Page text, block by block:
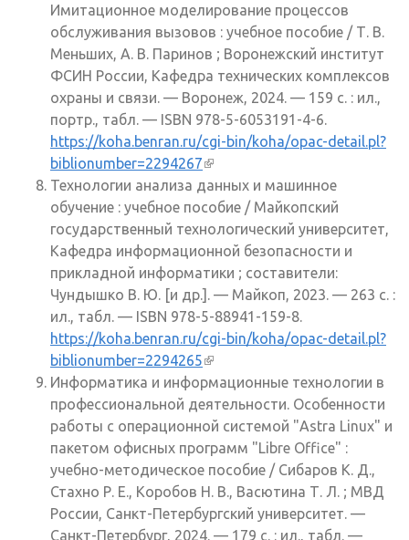
Имитационное моделирование процессов
обслуживания вызовов : учебное пособие / Т. В.
Меньших, А. В. Паринов ; Воронежский институт
ФСИН России, Кафедра технических комплексов
охраны и связи. — Воронеж, 2024. — 159 с. : ил.,
портр., табл. — ISBN 978-5-6053191-4-6.
https://koha.benran.ru/cgi-bin/koha/opac-detail.pl?
biblionumber=2294267(внешняя ссылка)
Технологии анализа данных и машинное
обучение : учебное пособие / Майкопский
государственный технологический университет,
Кафедра информационной безопасности и
прикладной информатики ; составители:
Чундышко В. Ю. [и др.]. — Майкоп, 2023. — 263 с. :
ил., табл. — ISBN 978-5-88941-159-8.
https://koha.benran.ru/cgi-bin/koha/opac-detail.pl?
biblionumber=2294265(внешняя ссылка)
Информатика и информационные технологии в
профессиональной деятельности. Особенности
работы с операционной системой "Astra Linux" и
пакетом офисных программ "Libre Office" :
учебно-методическое пособие / Сибаров К. Д.,
Стахно Р. Е., Коробов Н. В., Васютина Т. Л. ; МВД
России, Санкт-Петербургский университет. —
Санкт-Петербург, 2024. — 179 с. : ил., табл. —